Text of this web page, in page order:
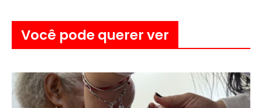
Você pode querer ver